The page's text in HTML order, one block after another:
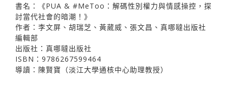
書名：《PUA & #MeToo：解碼性別權力與情感操控，探
討當代社會的暗潮！》
作者：李文屏、胡瑞芝、黃葳威、張文昌、真哪噠出版社
編輯部
出版社：真哪噠出版社
ISBN：9786267599464
導讀：陳賢寶（淡江大學通核中心助理教授）